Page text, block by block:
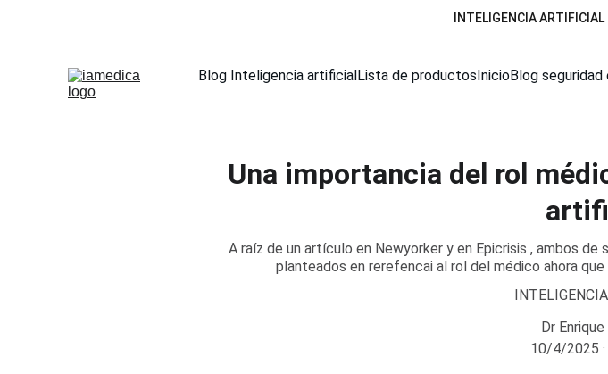
INTELIGENCIA ARTIFICIAL
Blog Inteligencia artificialLista de productosInicioBlog
Una importancia del rol
A raíz de un artículo en Newyorker y en Epicrisis , ambos
planteados en rerefencai al rol del médico ahora
Dr
10/4/2025